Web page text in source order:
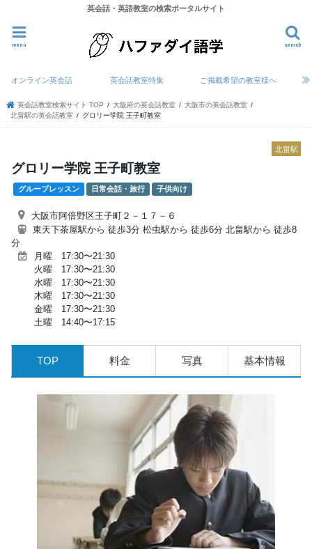
英会話・英語教室の検索ポータルサイト
search
menu
オンライン英会話 英会話教室特集 ご掲載希望の教室様へ
英会話教室検索サイト TOP 大阪府の英会話教室
大阪市の英会話教室
北畠駅の英会話教室
グロリー学院 王子町教室
北畠駅
グロリー学院 王子町教室
グループレッスン 日常会話・旅行 子供向け
大阪市阿倍野区王子町２－１７－６
東天下茶屋駅から 徒歩3分 松虫駅から 徒歩6分 北畠駅から 徒歩8
分
月曜 17:30〜21:30
火曜 17:30〜21:30
水曜 17:30〜21:30
木曜 17:30〜21:30
金曜 17:30〜21:30
土曜 14:40〜17:15
TOP 料金 写真 基本情報